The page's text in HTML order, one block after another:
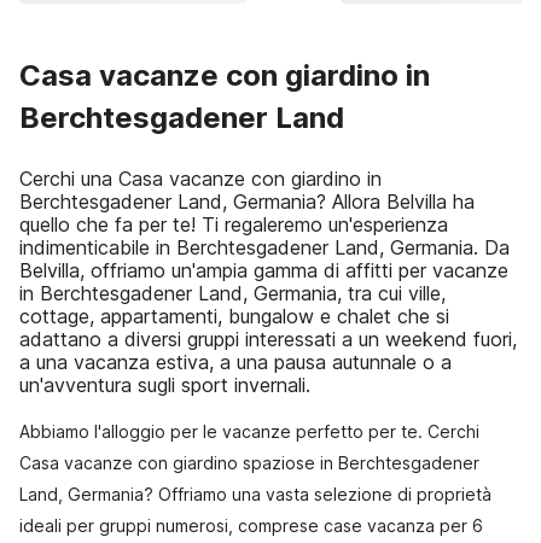
Casa vacanze con giardino in
Berchtesgadener Land
Cerchi una Casa vacanze con giardino in
Berchtesgadener Land, Germania? Allora Belvilla ha
quello che fa per te! Ti regaleremo un'esperienza
indimenticabile in Berchtesgadener Land, Germania. Da
Belvilla, offriamo un'ampia gamma di affitti per vacanze
in Berchtesgadener Land, Germania, tra cui ville,
cottage, appartamenti, bungalow e chalet che si
adattano a diversi gruppi interessati a un weekend fuori,
a una vacanza estiva, a una pausa autunnale o a
un'avventura sugli sport invernali.
Abbiamo l'alloggio per le vacanze perfetto per te. Cerchi
Casa vacanze con giardino spaziose in Berchtesgadener
Land, Germania? Offriamo una vasta selezione di proprietà
ideali per gruppi numerosi, comprese case vacanza per 6